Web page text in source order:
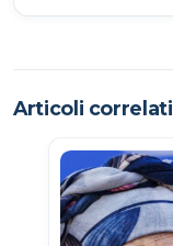
Articoli correlati